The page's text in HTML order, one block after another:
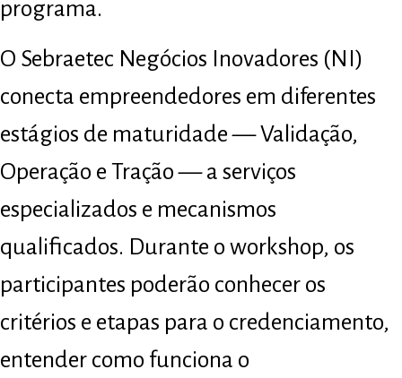
programa.
O Sebraetec Negócios Inovadores (NI)
conecta empreendedores em diferentes
estágios de maturidade — Validação,
Operação e Tração — a serviços
especializados e mecanismos
qualificados. Durante o workshop, os
participantes poderão conhecer os
critérios e etapas para o credenciamento,
entender como funciona o